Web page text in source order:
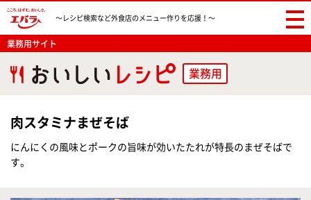
〜レシピ検索など外食店のメニュー作りを応援！〜
業務用サイト
業務用
肉スタミナまぜそば
にんにくの風味とポークの旨味が効いたたれが特長のまぜそばで
す。